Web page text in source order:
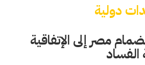
دولية
مصر إلى الإتفاقية
الفساد